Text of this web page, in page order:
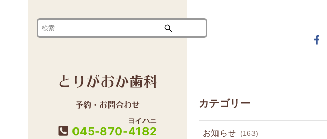
カテゴリー
お知らせ (163)
とりがおか歯科
予約・お問合わせ
045-870-4182
ヨイハニ